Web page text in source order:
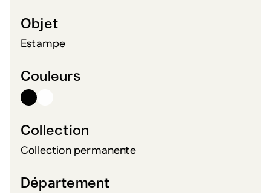
Objet
Estampe
Couleurs
Collection
Collection permanente
Département